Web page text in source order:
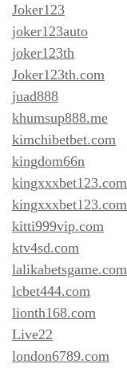
Joker123
joker123auto
joker123th
Joker123th.com
juad888
khumsup888.me
kimchibetbet.com
kingdom66n
kingxxxbet123.com
kingxxxbet123.com
kitti999vip.com
ktv4sd.com
lalikabetsgame.com
lcbet444.com
lionth168.com
Live22
london6789.com